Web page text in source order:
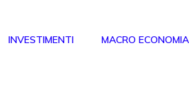
INVESTIMENTI MACRO ECONOMIA